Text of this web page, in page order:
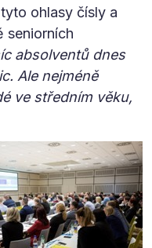
ohlasy čísly a
seniorních
absolventů dnes
Ale nejméně
ve středním věku,